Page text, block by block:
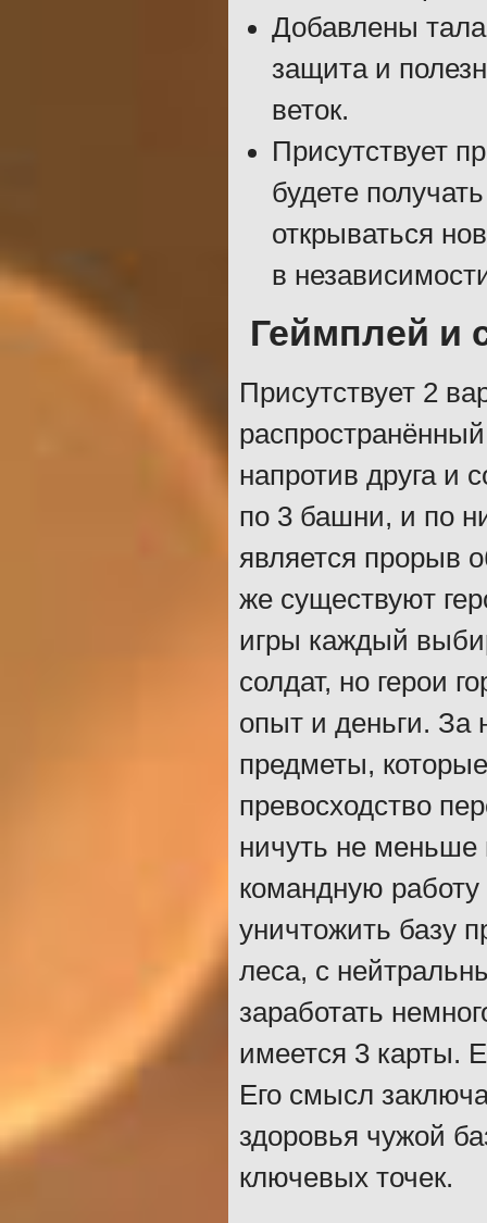
Добавлены
защита и
веток.
Присутствует
будете
открываться
в
Геймплей и
Присутствует 2
напротив друга и
по 3 башни, и по
является прорыв
же существуют
игры каждый
солдат, но герои
опыт и деньги. За
предметы,
превосходство
ничуть не меньше
командную работу
уничтожить базу
леса, с
заработать
имеется 3 карты.
Его смысл
здоровья чужой
ключевых точек.